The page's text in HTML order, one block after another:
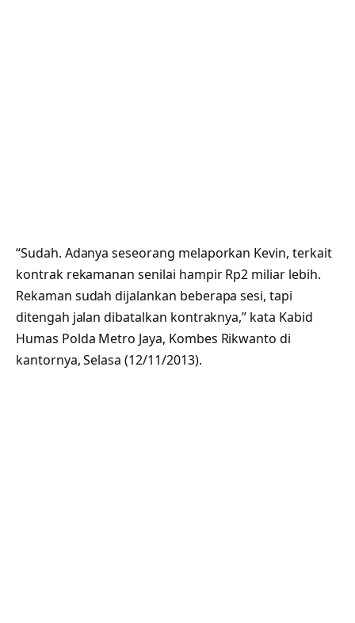
“Sudah. Adanya seseorang melaporkan Kevin, terkait
kontrak rekamanan senilai hampir Rp2 miliar lebih.
Rekaman sudah dijalankan beberapa sesi, tapi
ditengah jalan dibatalkan kontraknya,” kata Kabid
Humas Polda Metro Jaya, Kombes Rikwanto di
kantornya, Selasa (12/11/2013).